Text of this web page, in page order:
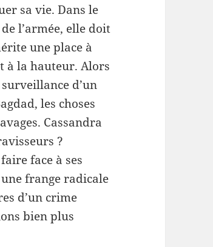
sa vie. Dans le
l’armée, elle doit
une place à
à la hauteur. Alors
d’un
les choses
Cassandra
?
face à ses
frange radicale
d’un crime
bien plus